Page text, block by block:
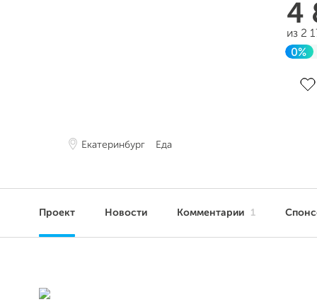
Екатеринбург Еда
4
из 2
0%
Проект Новости Комментарии 1